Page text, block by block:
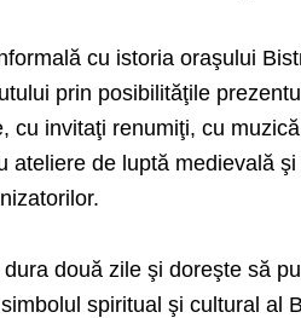
cu istoria oraşului
prin posibilităţile
cu invitaţi renumiţi, cu
ateliere de luptă medievală
două zile şi doreşte să
spiritual şi cultural al